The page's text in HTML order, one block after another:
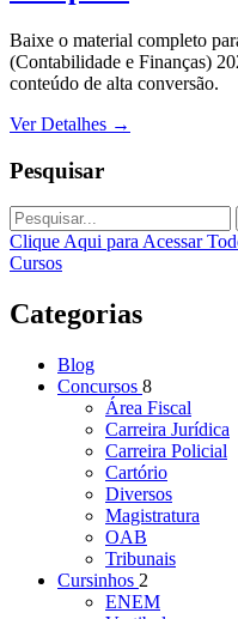
Baixe o material completo
(Contabilidade e Finanças)
conteúdo de alta conversão.
Ver Detalhes →
Pesquisar
Clique Aqui para Acessar
Cursos
Categorias
Blog
Concursos 8
Área Fiscal
Carreira Jurídica
Carreira Policial
Cartório
Diversos
Magistratura
OAB
Tribunais
Cursinhos 2
ENEM